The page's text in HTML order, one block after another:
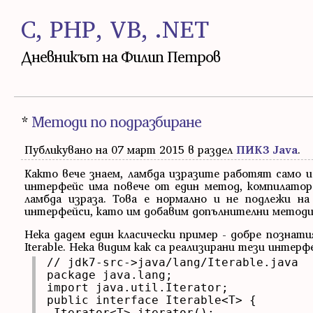
C, PHP, VB, .NET
Дневникът на Филип Петров
* Методи по подразбиране
Публикувано на 07 март 2015 в раздел ПИК3 Java.
Както вече знаем, ламбда изразите работят само
интерфейс има повече от един метод,
ламбда израза. Това е нормално и не подлежи
интерфейси, като им добавим допълнителни
Нека дадем един класически пример - добре
Iterable. Нека видим как са реализирани тези
// jdk7-src->java/lang/Iterable.java
package java.lang;
import java.util.Iterator;
public interface Iterable<T> {